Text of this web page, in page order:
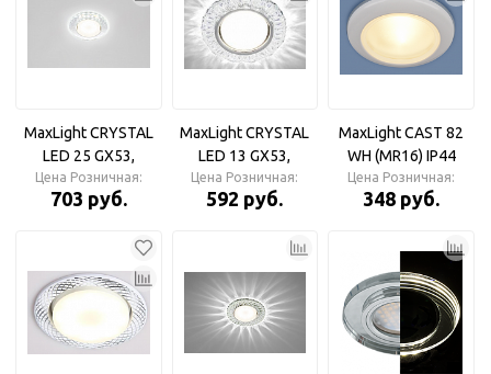
MaxLight CRYSTAL
LED 25 GX53,
Светильник
диодный
GX53, прозрачный
Цена Розничная:
703 руб.
MaxLight CRYSTAL
LED 13 GX53,
ограненное стекло,
GX53, прозрачный
потолочный с
диодной
подсветкой
Цена Розничная:
592 руб.
MaxLight CAST 82
WH (MR16) IP44
Светильник
Цена Розничная:
348 руб.